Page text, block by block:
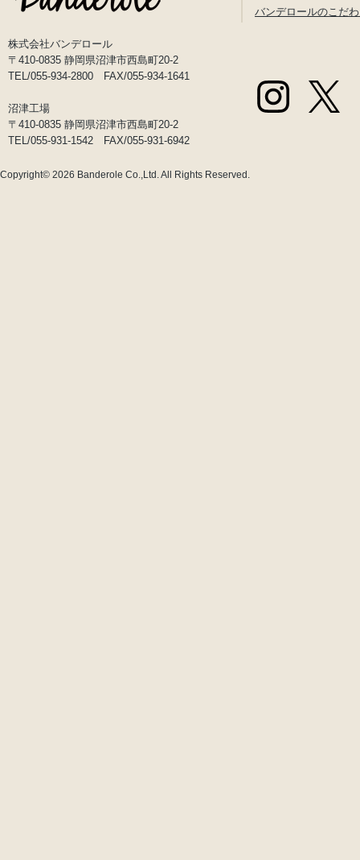
株式会社バンデロール
〒410-0835 静岡県沼津市西島町20-2
TEL/055-934-2800 FAX/055-934-1641
沼津工場
〒410-0835 静岡県沼津市西島町20-2
TEL/055-931-1542 FAX/055-931-6942
バンデロールのこだ
Copyright© 2026 Banderole Co.,Ltd.All Rights Reserved.